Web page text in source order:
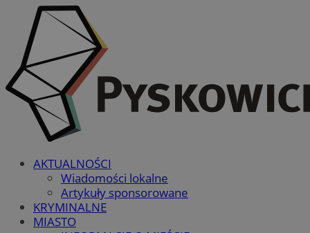
AKTUALNOŚCI
Wiadomości lokalne
Artykuły sponsorowane
KRYMINALNE
MIASTO